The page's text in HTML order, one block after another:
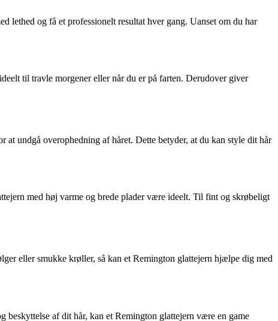
lethed og få et professionelt resultat hver gang. Uanset om du har
til travle morgener eller når du er på farten. Derudover giver
undgå overophedning af håret. Dette betyder, at du kan style dit hår
med høj varme og brede plader være ideelt. Til fint og skrøbeligt
eller smukke krøller, så kan et Remington glattejern hjælpe dig med
af dit hår, kan et Remington glattejern være en game